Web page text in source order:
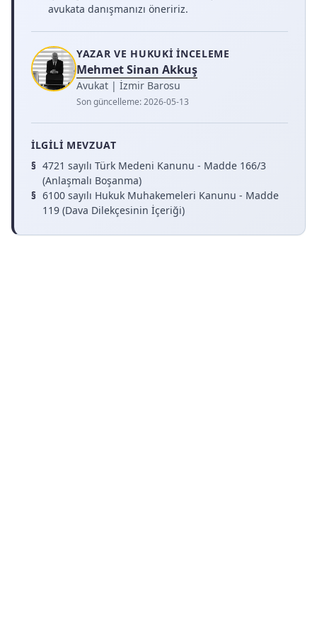
avukata danışmanızı öneririz.
YAZAR VE HUKUKI İNCELEME
Mehmet Sinan Akkuş
Avukat | İzmir Barosu
Son güncelleme:2026-05-13
İLGILI MEVZUAT
4721 sayılı Türk Medeni Kanunu - Madde 166/3
(Anlaşmalı Boşanma)
6100 sayılı Hukuk Muhakemeleri Kanunu - Madde
119 (Dava Dilekçesinin İçeriği)